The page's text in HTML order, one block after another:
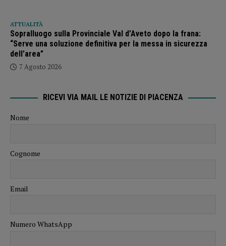
ATTUALITÀ
Sopralluogo sulla Provinciale Val d’Aveto dopo la frana:
“Serve una soluzione definitiva per la messa in sicurezza
dell’area”
7 Agosto 2026
RICEVI VIA MAIL LE NOTIZIE DI PIACENZA
Nome
Cognome
Email
Numero WhatsApp